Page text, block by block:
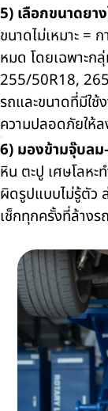
5) เลือกขนาดยา
ขนาดไม่เหมาะ =
หมด โดยเฉพาะก
255/50R18,
รถและขนาดที่มีใช้
ความปลอดภัยให้
6) มองข้ามจุ๊บล
หิน ตะปู เศษโลหะ
ผิดรูปแบบไม่รู้ตัว
เช็กทุกครั้งที่ล้างร